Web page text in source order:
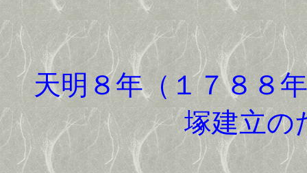
天明８年（１７８８
塚建立の